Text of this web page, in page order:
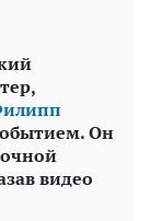
Он
видео